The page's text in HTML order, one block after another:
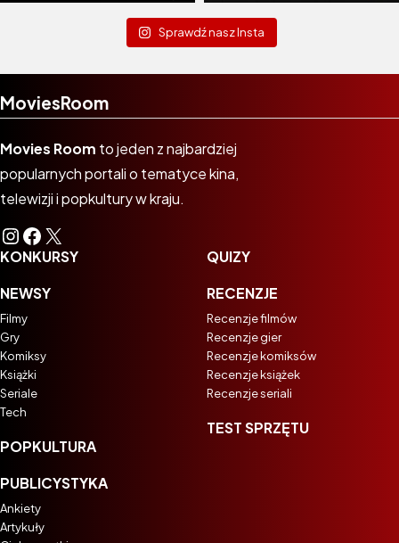
Sprawdź nasz Insta
MoviesRoom
Movies Room to jeden z najbardziej
popularnych portali o tematyce kina,
telewizji i popkultury w kraju.
Instagram
Facebook
X
KONKURSY
NEWSY
Filmy
Gry
Komiksy
Książki
Seriale
Tech
POPKULTURA
PUBLICYSTYKA
Ankiety
Artykuły
QUIZY
RECENZJE
Recenzje filmów
Recenzje gier
Recenzje komiksów
Recenzje książek
Recenzje seriali
TEST SPRZĘTU